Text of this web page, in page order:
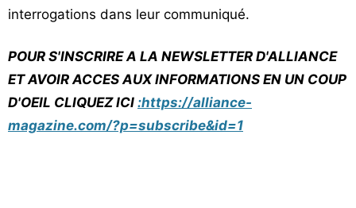
interrogations dans leur communiqué.
POUR S'INSCRIRE A LA NEWSLETTER D'ALLIANCE
ET AVOIR ACCES AUX INFORMATIONS EN UN COUP
D'OEIL CLIQUEZ ICI :https://alliance-
magazine.com/?p=subscribe&id=1